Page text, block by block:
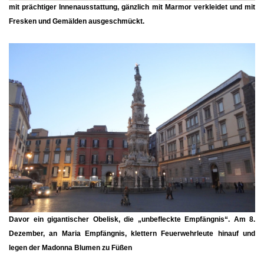
mit prächtiger Innenausstattung, gänzlich mit Marmor verkleidet und mit
Fresken und Gemälden ausgeschmückt.
Davor ein gigantischer Obelisk, die „unbefleckte Empfängnis“. Am 8.
Dezember, an Maria Empfängnis, klettern Feuerwehrleute hinauf und
legen der Madonna Blumen zu Füßen